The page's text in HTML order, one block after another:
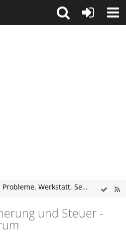
Renault Twingo E-Tech - Probleme, Werkstatt, Service und Tipps
und Steuer -